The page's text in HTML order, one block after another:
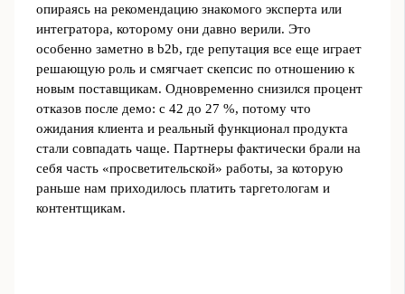
опираясь на рекомендацию знакомого эксперта или
интегратора, которому они давно верили. Это
особенно заметно в b2b, где репутация все еще играет
решающую роль и смягчает скепсис по отношению к
новым поставщикам. Одновременно снизился процент
отказов после демо: с 42 до 27 %, потому что
ожидания клиента и реальный функционал продукта
стали совпадать чаще. Партнеры фактически брали на
себя часть «просветительской» работы, за которую
раньше нам приходилось платить таргетологам и
контентщикам.